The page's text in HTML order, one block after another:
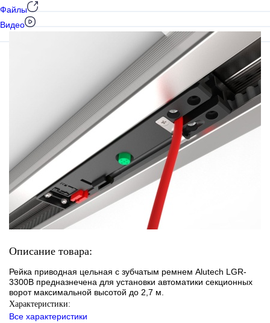
Файлы
Видео
Описание товара:
Рейка приводная цельная с зубчатым ремнем Alutech LGR-
3300B предназнечена для установки автоматики секционных
ворот максимальной высотой до 2,7 м.
Характеристики:
Все характеристики